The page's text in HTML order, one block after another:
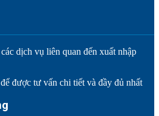
dịch vụ liên quan đến xuất nhập
được tư vấn chi tiết và đầy đủ nhất